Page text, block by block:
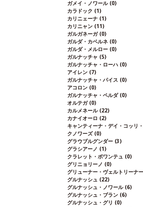
ガメイ・ノワール (0)
カラドック (1)
カリニェーナ (1)
カリニャン (11)
ガルガネーガ (0)
ガルダ・カベルネ (0)
ガルダ・メルロー (0)
ガルナッチャ (5)
ガルナッチャ・ローハ (0)
アイレン (7)
ガルナッチャ・パイス (0)
アコロン (0)
ガルナッチャ・ペルダ (0)
オルテガ (0)
カルメネール (22)
カナイオーロ (2)
キャンティーナ・デイ・コッリ
クノワーズ (0)
グラウブルグンダー (3)
グラシアーノ (1)
クラレット・ボワンテュ (0)
グリニョリーノ (0)
グリューナー・ヴェルトリーナー
グルナッシュ (22)
グルナッシュ・ノワール (6)
グルナッシュ・ブラン (6)
グルナッシュ・グリ (0)